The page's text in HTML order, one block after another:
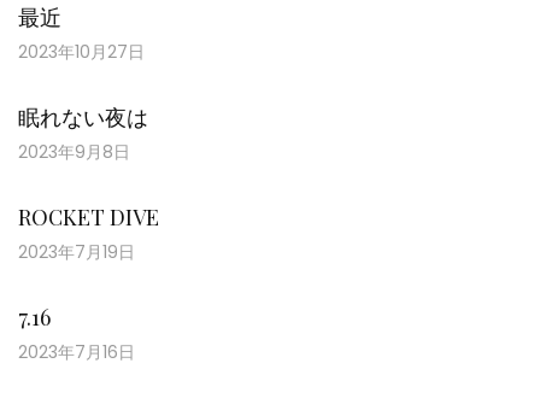
最近
2023年10月27日
眠れない夜は
2023年9月8日
ROCKET DIVE
2023年7月19日
7.16
2023年7月16日